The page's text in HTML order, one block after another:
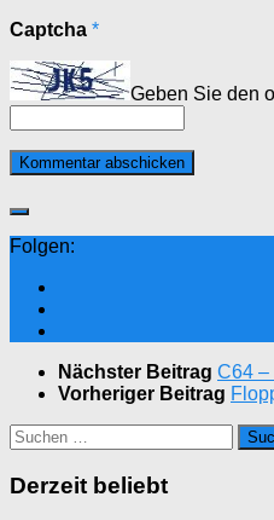
Captcha *
Geben Sie den
Folgen:
Nächster Beitrag C64 –
Vorheriger Beitrag
Suchen
nach:
Derzeit beliebt